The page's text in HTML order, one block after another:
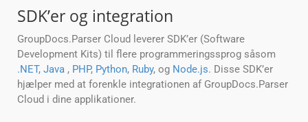
SDK’er og integration
GroupDocs.Parser Cloud leverer SDK’er (Software
Development Kits) til flere programmeringssprog såsom
.NET, Java , PHP, Python, Ruby, og Node.js. Disse SDK’er
hjælper med at forenkle integrationen af GroupDocs.Parser
Cloud i dine applikationer.